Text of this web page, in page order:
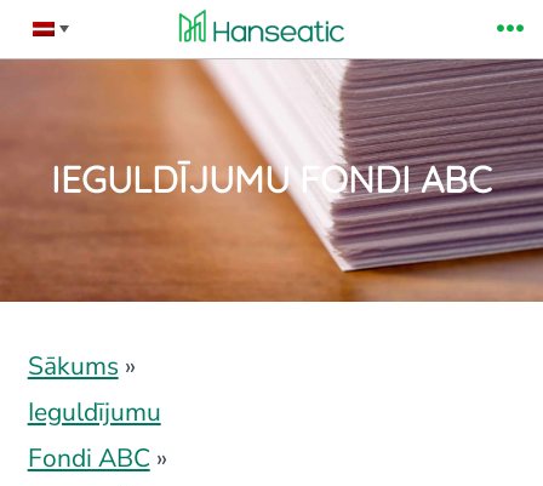
Skip
to
IEGULDĪJUMU FONDI ABC
Sākums »
Ieguldījumu
Fondi ABC »